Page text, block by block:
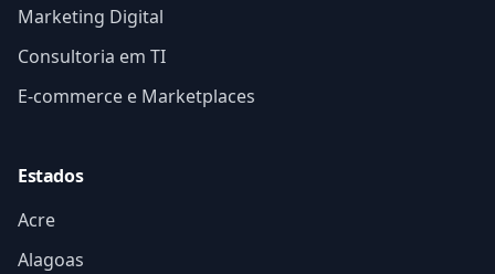
Marketing Digital
Consultoria em TI
E-commerce e Marketplaces
Estados
Acre
Alagoas